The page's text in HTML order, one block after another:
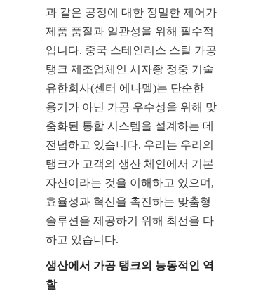
과 같은 공정에 대한 정밀한 제어가
제품 품질과 일관성을 위해 필수적
입니다. 중국 스테인리스 스틸 가공
탱크 제조업체인 시자좡 정중 기술
유한회사(센터 에나멜)는 단순한
용기가 아닌 가공 우수성을 위해 맞
춤화된 통합 시스템을 설계하는 데
전념하고 있습니다. 우리는 우리의
탱크가 고객의 생산 체인에서 기본
자산이라는 것을 이해하고 있으며,
효율성과 혁신을 촉진하는 맞춤형
솔루션을 제공하기 위해 최선을 다
하고 있습니다.
생산에서 가공 탱크의 능동적인 역
할